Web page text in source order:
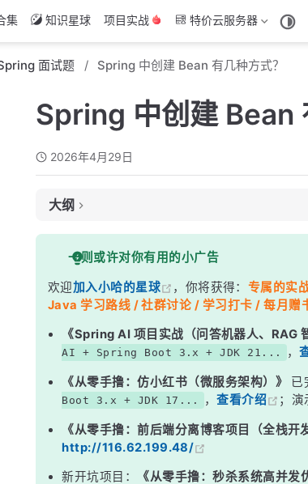
集 知识星球 项目实战 特价云服务器
面试题 Spring 中创建 Bean 有几种方式？
Spring 中创建 Bean
2026年4月29日
大纲
面试考察点
核心答案
深度解析
二、@Configuration + @Bean
三、FactoryBean
四、@Import
五、XML 配置
六、编程式注册
一则或许对你有用的小广告
欢迎加入小哈的星球 ，你将获得： 专属的实
Java 学习路线 / 社群讨论 / 学习打卡 / 每月赠
《Spring AI 项目实战（问答机器人、RAG
AI + Spring Boot 3.x + JDK 21...
，
《从零手撸：仿小红书（微服务架构）》 已
Boot 3.x + JDK 17...
，查看介绍 ；演
《从零手撸：前后端分离博客项目（全栈开
http://116.62.199.48/
新开坑项目： 《从零手撸：秒杀系统高并发